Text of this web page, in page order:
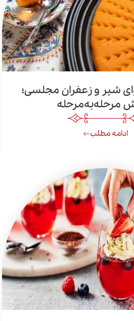
شیر و زعفران مجلسی؛
مرحله‌به‌مرحله
ادامه مطلب